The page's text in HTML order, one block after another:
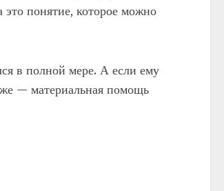
понятие, которое можно
в полной мере. А если ему
— материальная помощь